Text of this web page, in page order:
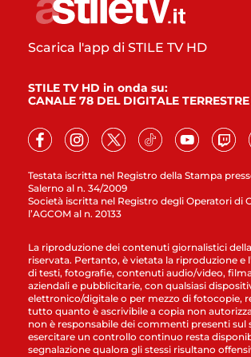
Testata iscritta nel Registro della Stampa
Salerno al n. 34/2009
Società iscritta nel Registro degli Operatori di
l’AGCOM al n. 20133
Scarica l'app di STILE TV HD
STILE TV HD in onda su:
CANALE 78 DEL DIGITALE TERRESTRE
La riproduzione dei contenuti giornalistici della
riservata. Pertanto, è vietata la riproduzione e
di testi, fotografie, contenuti audio/video,
aziendali e pubblicitarie, con qualsiasi
elettronico/digitale o per mezzo di fotocopie,
tutto quanto è ascrivibile a copia non
non è responsabile dei commenti presenti sul
esercitare un controllo continuo resta
segnalazione qualora gli stessi risultano